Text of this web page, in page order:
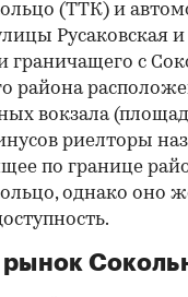
(ТТК) и
Русаковская
граничащего с
района
вокзала
риелторы
по границе
однако оно